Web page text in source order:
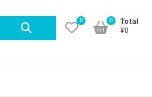
0
Total
¥0
0